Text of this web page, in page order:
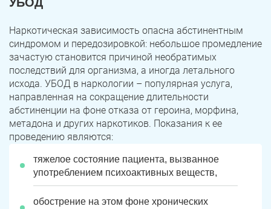
Наркотическая зависимость опасна абстинентным
синдромом и передозировкой: небольшое промедление
зачастую становится причиной необратимых
последствий для организма, а иногда летального
исхода. УБОД в наркологии – популярная услуга,
направленная на сокращение длительности
абстиненции на фоне отказа от героина, морфина,
метадона и других наркотиков. Показания к ее
проведению являются:
тяжелое состояние пациента, вызванное
употреблением психоактивных веществ,
обострение на этом фоне хронических